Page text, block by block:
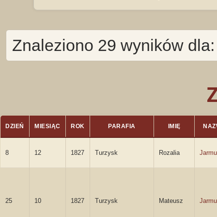
Znaleziono 29 wyników
DZIEŃ MIESIĄC ROK PARAFIA IMIĘ
8 12 1827 Turzysk Rozalia
25 10 1827 Turzysk Mateusz